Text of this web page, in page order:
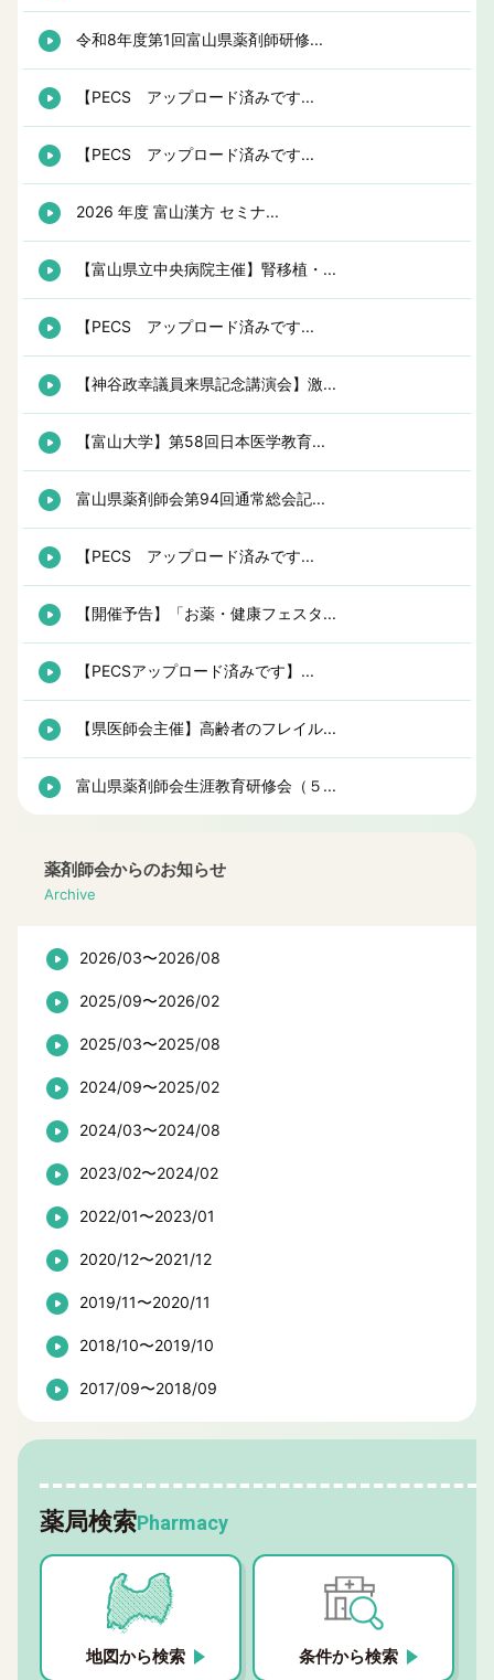
令和8年度第1回富山県薬剤師研修...
【PECS アップロード済みです...
【PECS アップロード済みです...
2026 年度 富山漢方 セミナ...
【富山県立中央病院主催】腎移植・...
【PECS アップロード済みです...
【神谷政幸議員来県記念講演会】激...
【富山大学】第58回日本医学教育...
富山県薬剤師会第94回通常総会記...
【PECS アップロード済みです...
【開催予告】「お薬・健康フェスタ...
【PECSアップロード済みです】...
【県医師会主催】高齢者のフレイル...
富山県薬剤師会生涯教育研修会（５...
薬剤師会からのお知らせ
Archive
2026/03〜2026/08
2025/09〜2026/02
2025/03〜2025/08
2024/09〜2025/02
2024/03〜2024/08
2023/02〜2024/02
2022/01〜2023/01
2020/12〜2021/12
2019/11〜2020/11
2018/10〜2019/10
2017/09〜2018/09
薬局検索Pharmacy
地図から検索 条件から検索